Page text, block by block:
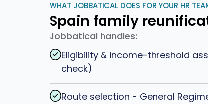
WHAT JOBBATICAL DOES FOR YOUR HR
Spain family
Jobbatical handles:
Eligibility & income-threshold
check)
Route selection - General